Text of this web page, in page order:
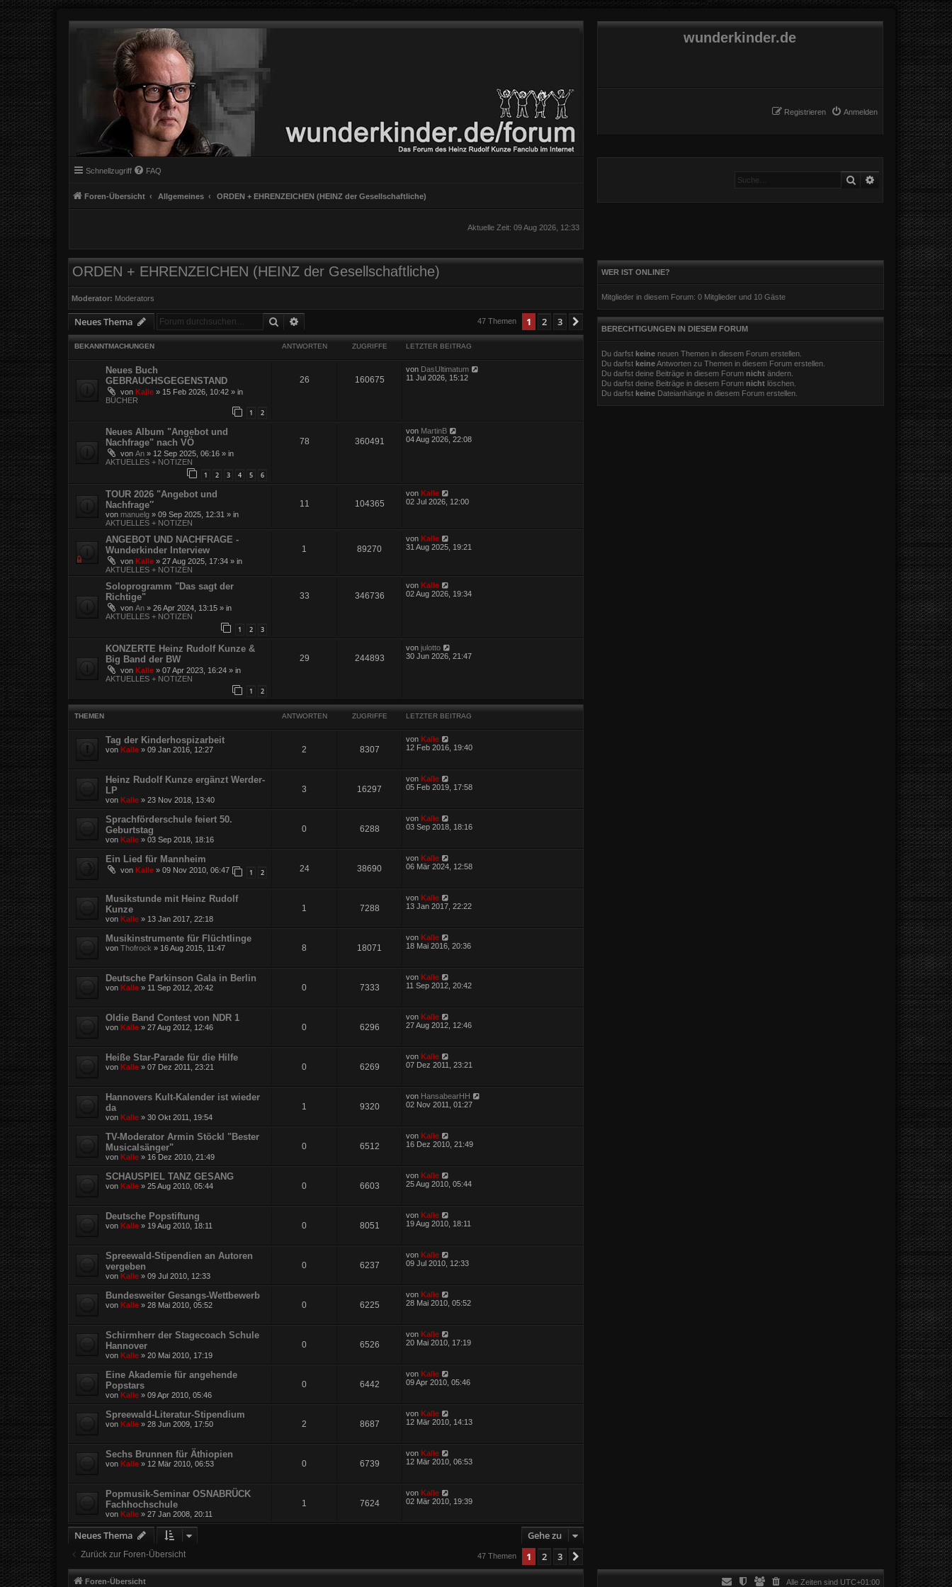
wunderkinder.de
Anmelden
Registrieren
Schnellzugriff FAQ
Foren-Übersicht Allgemeines ORDEN + EHRENZEICHEN (HEINZ der Gesellschaftliche)
Suche Erweiterte Suche
Aktuelle Zeit: 09 Aug 2026, 12:33
ORDEN + EHRENZEICHEN (HEINZ der Gesellschaftliche)
Moderator: Moderators
Neues Thema Suche 47 Themen 1 2 3 Nächste
BEKANNTMACHUNGEN ANTWORTEN ZUGRIFFE LETZTER BEITRAG
Neues Buch
GEBRAUCHSGEGENSTAND
von Kalle » 15 Feb 2026, 10:42 » in
BÜCHER
1 2
26 160675
von DasUltimatum
11 Jul 2026, 15:12
Neues Album "Angebot und
Nachfrage" nach VÖ
von An » 12 Sep 2025, 06:16 » in
AKTUELLES + NOTIZEN
1 2 3 4 5 6
78 360491
von MartinB
04 Aug 2026, 22:08
TOUR 2026 "Angebot und
Nachfrage″
von manuelg » 09 Sep 2025, 12:31 » in
AKTUELLES + NOTIZEN
11 104365
vonKalle
02 Jul 2026, 12:00
ANGEBOT UND NACHFRAGE -
Wunderkinder Interview
von Kalle » 27 Aug 2025, 17:34 » in
AKTUELLES + NOTIZEN
1 89270
vonKalle
31 Aug 2025, 19:21
Soloprogramm "Das sagt der
Richtige"
von An » 26 Apr 2024, 13:15 » in
AKTUELLES + NOTIZEN
1 2 3
33 346736
vonKalle
02 Aug 2026, 19:34
KONZERTE Heinz Rudolf Kunze &
Big Band der BW
von Kalle » 07 Apr 2023, 16:24 » in
AKTUELLES + NOTIZEN
1 2
29 244893
vonjulotto
30 Jun 2026, 21:47
THEMEN ANTWORTEN ZUGRIFFE LETZTER BEITRAG
Tag der Kinderhospizarbeit
von Kalle » 09 Jan 2016, 12:27 2 8307
vonKalle
12 Feb 2016, 19:40
Heinz Rudolf Kunze ergänzt Werder-
LP
von Kalle » 23 Nov 2018, 13:40
3 16297
vonKalle
05 Feb 2019, 17:58
Sprachförderschule feiert 50.
Geburtstag
von Kalle » 03 Sep 2018, 18:16
0 6288
vonKalle
03 Sep 2018, 18:16
Ein Lied für Mannheim
von Kalle » 09 Nov 2010, 06:47 1 2 24 38690
vonKalle
06 Mär 2024, 12:58
Musikstunde mit Heinz Rudolf
Kunze
von Kalle » 13 Jan 2017, 22:18
1 7288
vonKalle
13 Jan 2017, 22:22
Musikinstrumente für Flüchtlinge
von Thofrock » 16 Aug 2015, 11:47 8 18071
vonKalle
18 Mai 2016, 20:36
Deutsche Parkinson Gala in Berlin
von Kalle » 11 Sep 2012, 20:42 0 7333
vonKalle
11 Sep 2012, 20:42
Oldie Band Contest von NDR 1
von Kalle » 27 Aug 2012, 12:46 0 6296
vonKalle
27 Aug 2012, 12:46
Heiße Star-Parade für die Hilfe
von Kalle » 07 Dez 2011, 23:21 0 6269
vonKalle
07 Dez 2011, 23:21
Hannovers Kult-Kalender ist wieder
da
von Kalle » 30 Okt 2011, 19:54
1 9320
von HansabearHH
02 Nov 2011, 01:27
TV-Moderator Armin Stöckl "Bester
Musicalsänger"
von Kalle » 16 Dez 2010, 21:49
0 6512
vonKalle
16 Dez 2010, 21:49
SCHAUSPIEL TANZ GESANG
von Kalle » 25 Aug 2010, 05:44 0 6603
vonKalle
25 Aug 2010, 05:44
Deutsche Popstiftung
von Kalle » 19 Aug 2010, 18:11 0 8051
vonKalle
19 Aug 2010, 18:11
Spreewald-Stipendien an Autoren
vergeben
von Kalle » 09 Jul 2010, 12:33
0 6237
vonKalle
09 Jul 2010, 12:33
Bundesweiter Gesangs-Wettbewerb
von Kalle » 28 Mai 2010, 05:52 0 6225
vonKalle
28 Mai 2010, 05:52
Schirmherr der Stagecoach Schule
Hannover
von Kalle » 20 Mai 2010, 17:19
0 6526
vonKalle
20 Mai 2010, 17:19
Eine Akademie für angehende
Popstars
von Kalle » 09 Apr 2010, 05:46
0 6442
vonKalle
09 Apr 2010, 05:46
Spreewald-Literatur-Stipendium
von Kalle » 28 Jun 2009, 17:50 2 8687
vonKalle
12 Mär 2010, 14:13
Sechs Brunnen für Äthiopien
von Kalle » 12 Mär 2010, 06:53 0 6739
vonKalle
12 Mär 2010, 06:53
Popmusik-Seminar OSNABRÜCK
Fachhochschule
von Kalle » 27 Jan 2008, 20:11
1 7624
vonKalle
02 Mär 2010, 19:39
Neues Thema Gehe zu
Zurück zur Foren-Übersicht 47 Themen 1 2 3
WER IST ONLINE?
Mitglieder in diesem Forum: 0 Mitglieder und 10 Gäste
BERECHTIGUNGEN IN DIESEM FORUM
Du darfst keineneuen Themen in diesem Forum erstellen.
Du darfst keineAntworten zu Themen in diesem Forum erstellen.
Du darfst deine Beiträge in diesem Forum nichtändern.
Du darfst deine Beiträge in diesem Forum nichtlöschen.
Du darfst keineDateianhänge in diesem Forum erstellen.
Alle Zeiten sind UTC+01:00
Foren-Übersicht